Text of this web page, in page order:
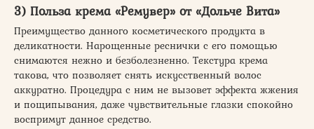
3) Польза крема «Ремувер» от «Дольче Вита»
Преимущество данного косметического продукта в
деликатности. Нарощенные реснички с его помощью
снимаются нежно и безболезненно. Текстура крема
такова, что позволяет снять искусственный волос
аккуратно. Процедура с ним не вызовет эффекта жжения
и пощипывания, даже чувствительные глазки спокойно
воспримут данное средство.